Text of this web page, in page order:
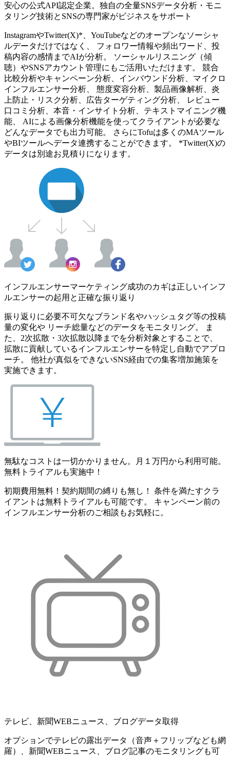
安心の公式API認定企業。独自の全量SNSデータ分析・モニ
タリング技術とSNSの専門家がビジネスをサポート
InstagramやTwitter(X)*、YouTubeなどのオープンなソーシャ
ルデータだけではなく、 フォロワー情報や頻出ワード、投
稿内容の感情までAIが分析。 ソーシャルリスニング（傾
聴）やSNSアカウント管理にもご活用いただけます。 競合
比較分析やキャンペーン分析、インバウンド分析、マイクロ
インフルエンサー分析、 態度変容分析、製品画像解析、炎
上防止・リスク分析、広告ターゲティング分析、 レビュー
口コミ分析、本音・インサイト分析、テキストマイニング機
能、 AIによる画像分析機能を使ってクライアントが必要な
どんなデータでも出力可能。 さらにTofuは多くのMAツール
やBIツールへデータ連携することができます。 *Twitter(X)の
データは別途お見積りになります。
インフルエンサーマーケティング成功のカギは正しいインフ
ルエンサーの起用と正確な振り返り
振り返りに必要不可欠なブランド名やハッシュタグ等の投稿
量の変化や リーチ総量などのデータをモニタリング。 ま
た、2次拡散・3次拡散以降までを分析対象とすることで、
拡散に貢献しているインフルエンサーを特定し自動でアプロ
ーチ。 他社が真似をできないSNS経由での集客増加施策を
実施できます。
無駄なコストは一切かかりません。月１万円から利用可能。
無料トライアルも実施中！
初期費用無料！契約期間の縛りも無し！ 条件を満たすクラ
イアントは無料トライアルも可能です。 キャンペーン前の
インフルエンサー分析のご相談もお気軽に。
テレビ、新聞WEBニュース、ブログデータ取得
オプションでテレビの露出データ（音声＋フリップなども網
羅）、新聞WEBニュース、ブログ記事のモニタリングも可